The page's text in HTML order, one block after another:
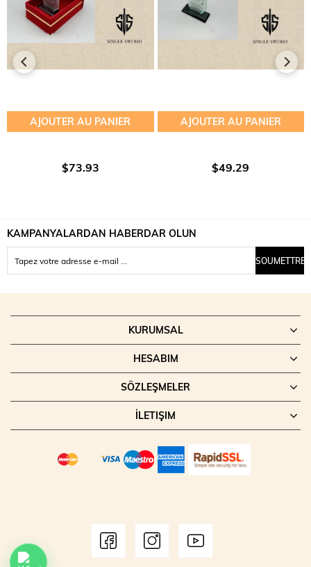
AJOUTER AU PANIER
$73.93
AJOUTER AU PANIER
$49.29
KAMPANYALARDAN HABERDAR OLUN
SOUMETTRE
KURUMSAL
HESABIM
SÖZLEŞMELER
İLETIŞIM